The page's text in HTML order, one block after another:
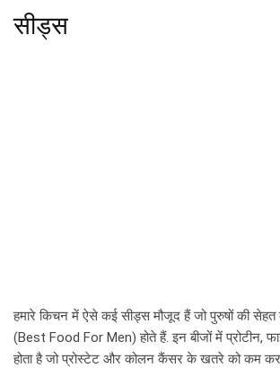
सीड्स
हमारे किचन में ऐसे कई सीड्स मौजूद हैं जो पुरुषों की
(Best Food For Men) होते हैं. इन बीजों में प्रोटीन,
होता है जो प्रोस्टेट और कोलन कैंसर के खतरे को कम